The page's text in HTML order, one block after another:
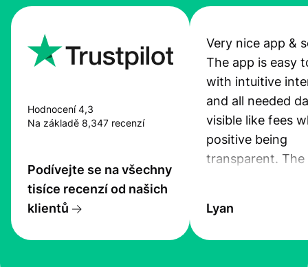
Hodnocení 4,3
Na základě 8,347 recenzí
Podívejte se na všechny
tisíce recenzí od našich
klientů
Very nice app &
The app is easy
with intuitive
and all needed
visible like fees
positive being
transparent. The
the exchange
Lyan